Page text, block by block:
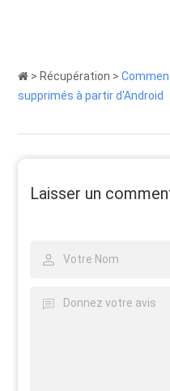
> Récupération >
supprimés à partir d'Android
Laisser un